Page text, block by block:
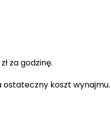
za godzinę.
koszt